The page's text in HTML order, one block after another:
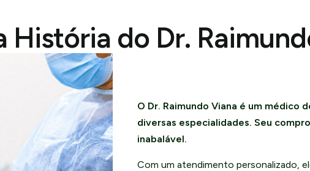
História do Dr.
O Dr. Raimundo Viana é um médico
diversas especialidades. Seu
inabalável.
Com um atendimento personalizado,